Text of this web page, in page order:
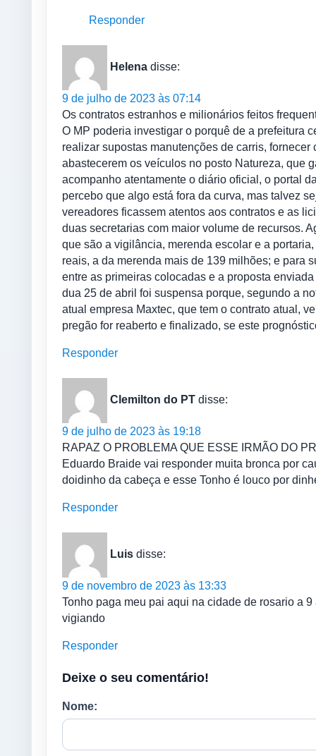
Responder
Helena disse:
9 de julho de 2023 às 07:14
Os contratos estranhos e milionários feitos
O MP poderia investigar o porquê de a prefeitura
realizar supostas manutenções de carris,
abastecerem os veículos no posto Natureza, que
acompanho atentamente o diário oficial, o portal
percebo que algo está fora da curva, mas talvez
vereadores ficassem atentos aos contratos e as
duas secretarias com maior volume de recursos.
que são a vigilância, merenda escolar e a
reais, a da merenda mais de 139 milhões; e para
entre as primeiras colocadas e a proposta
dua 25 de abril foi suspensa porque, segundo a
atual empresa Maxtec, que tem o contrato atual,
pregão for reaberto e finalizado, se este
Responder
Clemilton do PT disse:
9 de julho de 2023 às 19:18
RAPAZ O PROBLEMA QUE ESSE IRMÃO DO
Eduardo Braide vai responder muita bronca por
doidinho da cabeça e esse Tonho é louco por
Responder
Luis disse:
9 de novembro de 2023 às 13:33
Tonho paga meu pai aqui na cidade de rosario a
vigiando
Responder
Deixe o seu comentário!
Nome: